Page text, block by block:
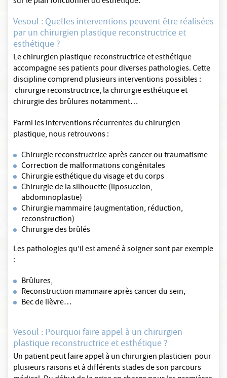
Vesoul : Quelles interventions peuvent être réalisées
par un chirurgien plastique reconstructrice et
esthétique ?
Le chirurgien plastique reconstructrice et esthétique
accompagne ses patients pour diverses pathologies. Cette
discipline comprend plusieurs interventions possibles :
chirurgie reconstructrice, la chirurgie esthétique et
chirurgie des brûlures notamment…
Parmi les interventions récurrentes du chirurgien
plastique, nous retrouvons :
Chirurgie reconstructrice après cancer ou traumatisme
Correction de malformations congénitales
Chirurgie esthétique du visage et du corps
Chirurgie de la silhouette (liposuccion,
abdominoplastie)
Chirurgie mammaire (augmentation, réduction,
reconstruction)
Chirurgie des brûlés
Les pathologies qu’il est amené à soigner sont par exemple
:
Brûlures,
Reconstruction mammaire après cancer du sein,
Bec de lièvre…
Vesoul : Pourquoi faire appel à un chirurgien
plastique reconstructrice et esthétique ?
Un patient peut faire appel à un chirurgien plasticien pour
plusieurs raisons et à différents stades de son parcours